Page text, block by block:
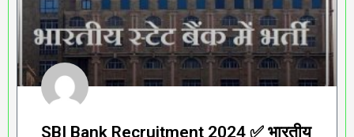
SBI Bank Recruitment 2024 ✅ भारतीय